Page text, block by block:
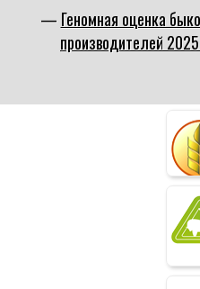
Геномная оценка
производителей